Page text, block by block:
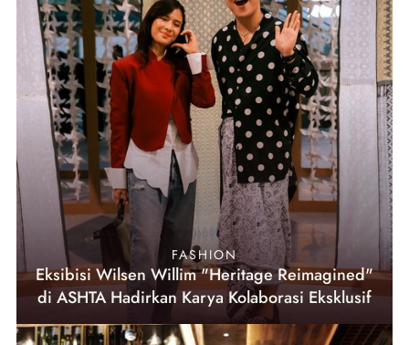
FASHION
Eksibisi Wilsen Willim "Heritage Reimagined"
di ASHTA Hadirkan Karya Kolaborasi Eksklusif